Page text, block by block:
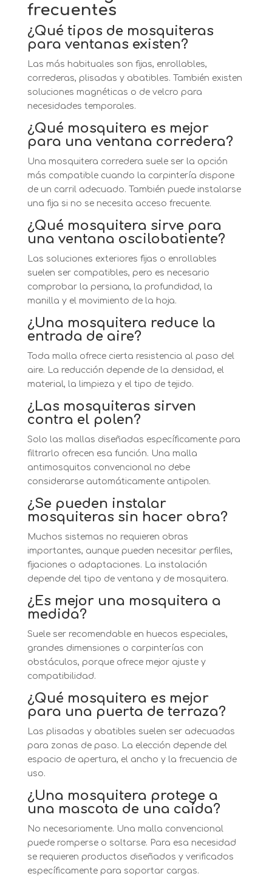
frecuentes
¿Qué tipos de mosquiteras
para ventanas existen?
Las más habituales son fijas, enrollables,
correderas, plisadas y abatibles. También existen
soluciones magnéticas o de velcro para
necesidades temporales.
¿Qué mosquitera es mejor
para una ventana corredera?
Una mosquitera corredera suele ser la opción
más compatible cuando la carpintería dispone
de un carril adecuado. También puede instalarse
una fija si no se necesita acceso frecuente.
¿Qué mosquitera sirve para
una ventana oscilobatiente?
Las soluciones exteriores fijas o enrollables
suelen ser compatibles, pero es necesario
comprobar la persiana, la profundidad, la
manilla y el movimiento de la hoja.
¿Una mosquitera reduce la
entrada de aire?
Toda malla ofrece cierta resistencia al paso del
aire. La reducción depende de la densidad, el
material, la limpieza y el tipo de tejido.
¿Las mosquiteras sirven
contra el polen?
Solo las mallas diseñadas específicamente para
filtrarlo ofrecen esa función. Una malla
antimosquitos convencional no debe
considerarse automáticamente antipolen.
¿Se pueden instalar
mosquiteras sin hacer obra?
Muchos sistemas no requieren obras
importantes, aunque pueden necesitar perfiles,
fijaciones o adaptaciones. La instalación
depende del tipo de ventana y de mosquitera.
¿Es mejor una mosquitera a
medida?
Suele ser recomendable en huecos especiales,
grandes dimensiones o carpinterías con
obstáculos, porque ofrece mejor ajuste y
compatibilidad.
¿Qué mosquitera es mejor
para una puerta de terraza?
Las plisadas y abatibles suelen ser adecuadas
para zonas de paso. La elección depende del
espacio de apertura, el ancho y la frecuencia de
uso.
¿Una mosquitera protege a
una mascota de una caída?
No necesariamente. Una malla convencional
puede romperse o soltarse. Para esa necesidad
se requieren productos diseñados y verificados
específicamente para soportar cargas.